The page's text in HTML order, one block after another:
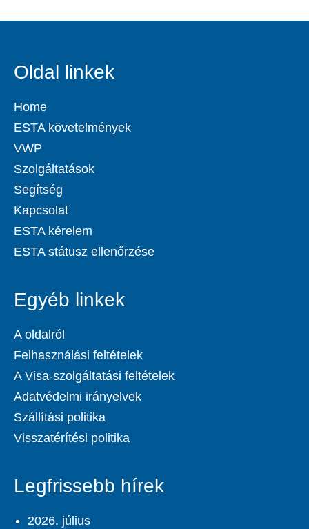
Oldal linkek
Home
ESTA követelmények
VWP
Szolgáltatások
Segítség
Kapcsolat
ESTA kérelem
ESTA státusz ellenőrzése
Egyéb linkek
A oldalról
Felhasználási feltételek
A Visa-szolgáltatási feltételek
Adatvédelmi irányelvek
Szállítási politika
Visszatérítési politika
Legfrissebb hírek
2026. július